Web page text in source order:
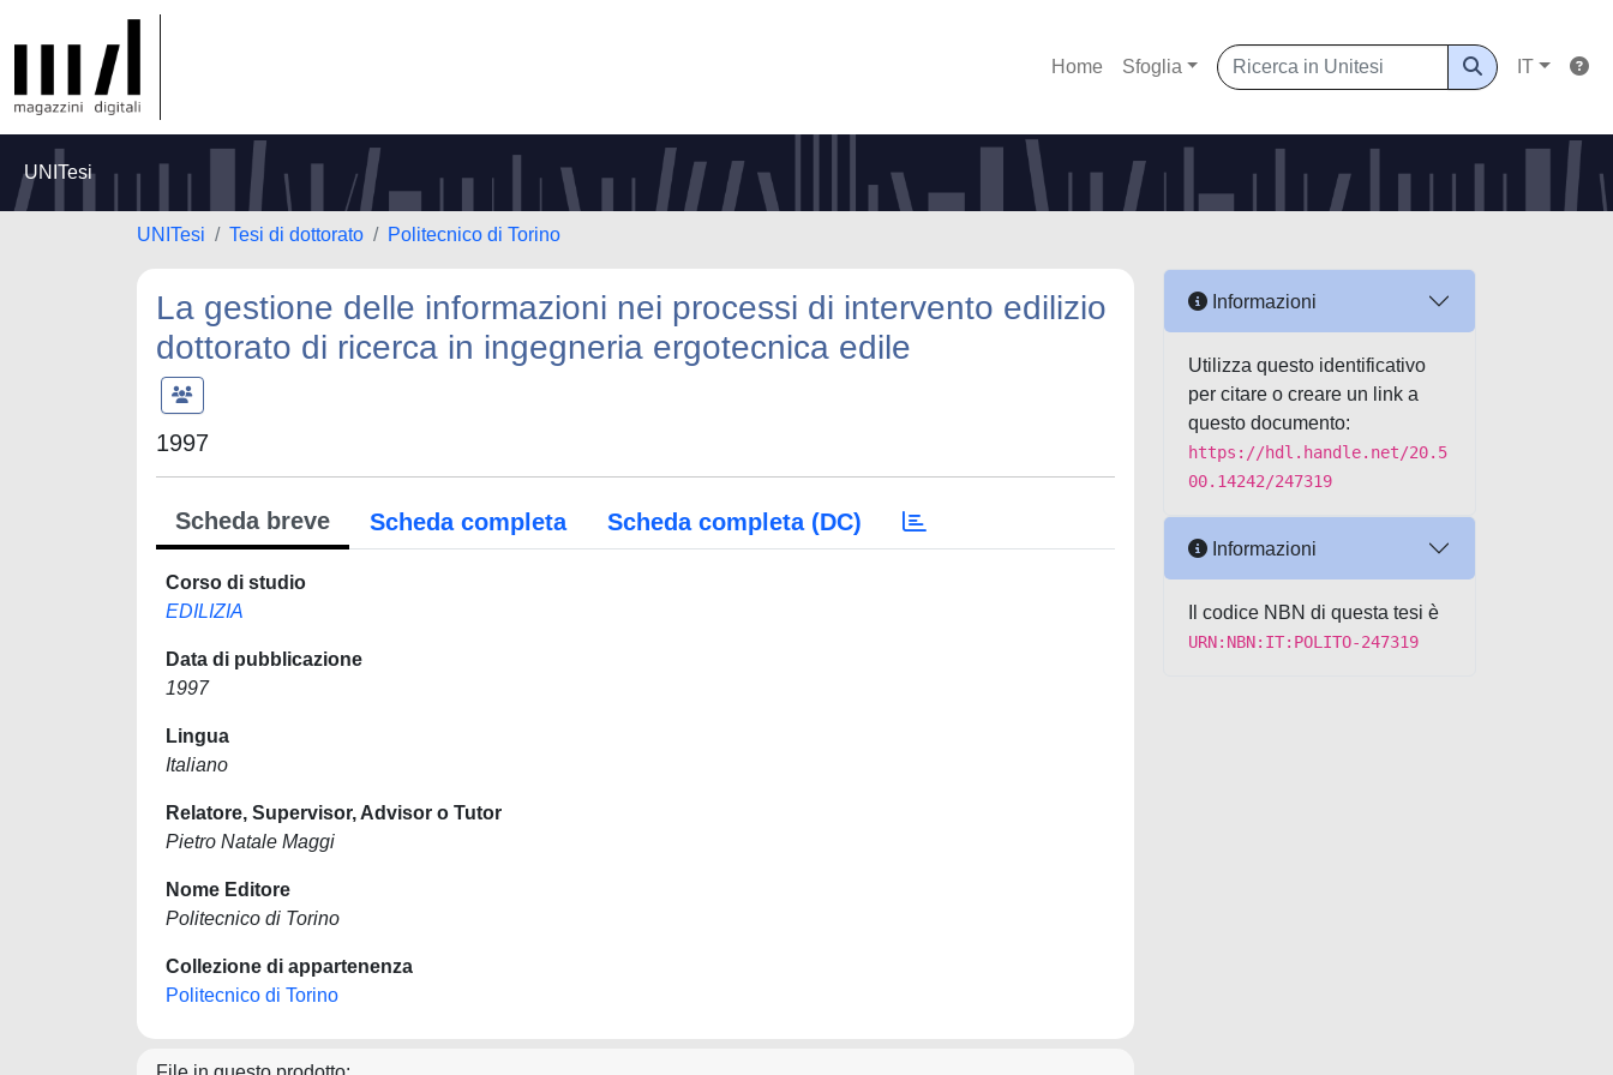
Home Sfoglia IT
UNITesi
UNITesi Tesi di dottorato Politecnico di Torino
La gestione delle informazioni nei processi di intervento edilizio
dottorato di ricerca in ingegneria ergotecnica edile
1997
Scheda breve Scheda completa Scheda completa (DC)
Corso di studio
EDILIZIA
Data di pubblicazione
1997
Lingua
Italiano
Relatore, Supervisor, Advisor o Tutor
Pietro Natale Maggi
Nome Editore
Politecnico di Torino
Collezione di appartenenza
Politecnico di Torino
Informazioni
Utilizza questo identificativo
per citare o creare un link a
questo documento:
https://hdl.handle.net/20.5
00.14242/247319
Informazioni
Il codice NBN di questa tesi è
URN:NBN:IT:POLITO-247319